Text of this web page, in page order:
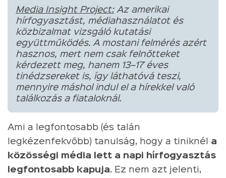
Media Insight Project:Az amerikai
hírfogyasztást, médiahasználatot és
közbizalmat vizsgáló kutatási
együttműködés. A mostani felmérés azért
hasznos, mert nem csak felnőtteket
kérdezett meg, hanem 13–17 éves
tinédzsereket is, így láthatóvá teszi,
mennyire máshol indul el a hírekkel való
találkozás a fiataloknál.
Ami a legfontosabb (és talán
legkézenfekvőbb) tanulság, hogy a tiniknél a
közösségi média lett a napi hírfogyasztás
legfontosabb kapuja. Ez nem azt jelenti,